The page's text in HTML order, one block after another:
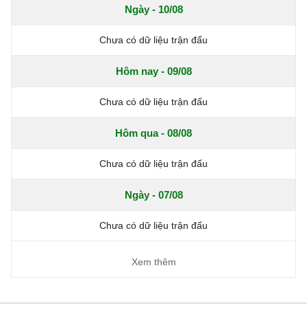
Ngày - 10/08
Chưa có dữ liệu trận đấu
Hôm nay - 09/08
Chưa có dữ liệu trận đấu
Hôm qua - 08/08
Chưa có dữ liệu trận đấu
Ngày - 07/08
Chưa có dữ liệu trận đấu
Xem thêm